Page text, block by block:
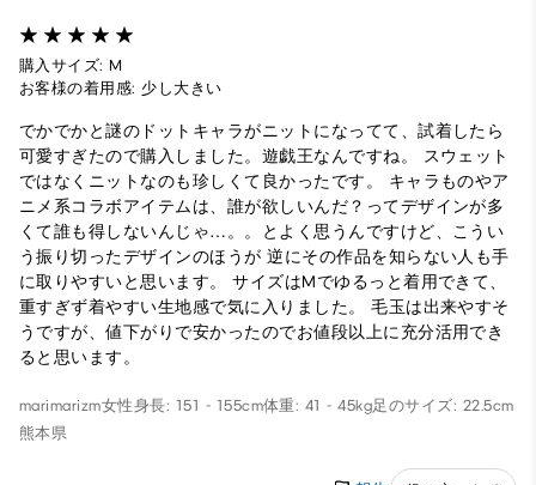
購入サイズ: M
お客様の着用感: 少し大きい
でかでかと謎のドットキャラがニットになってて、試着したら
可愛すぎたので購入しました。遊戯王なんですね。 スウェット
ではなくニットなのも珍しくて良かったです。 キャラものやア
ニメ系コラボアイテムは、誰が欲しいんだ？ってデザインが多
くて誰も得しないんじゃ…。。とよく思うんですけど、こうい
う振り切ったデザインのほうが 逆にその作品を知らない人も手
に取りやすいと思います。 サイズはMでゆるっと着用できて、
重すぎず着やすい生地感で気に入りました。 毛玉は出来やすそ
うですが、値下がりで安かったのでお値段以上に充分活用でき
ると思います。
marimarizm女性身長: 151 - 155cm体重: 41 - 45kg足のサイズ: 22.5cm
熊本県